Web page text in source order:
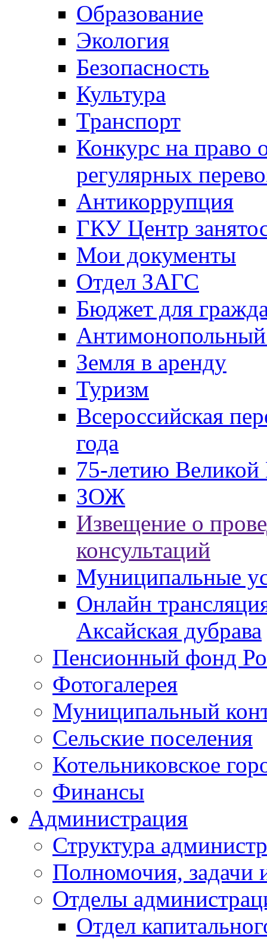
Образование
Экология
Безопасность
Культура
Транспорт
Конкурс на право
регулярных
Антикоррупция
ГКУ Центр
Мои документы
Отдел ЗАГС
Бюджет для
Антимонопольный
Земля в аренду
Туризм
Всероссийская
года
75-летию
ЗОЖ
Извещение о
консультаций
Муниципальные
Онлайн
Аксайская дубрава
Пенсионный фонд
Фотогалерея
Муниципальный
Сельские поселения
Котельниковское
Финансы
Администрация
Структура
Полномочия, задачи
Отделы
Отдел